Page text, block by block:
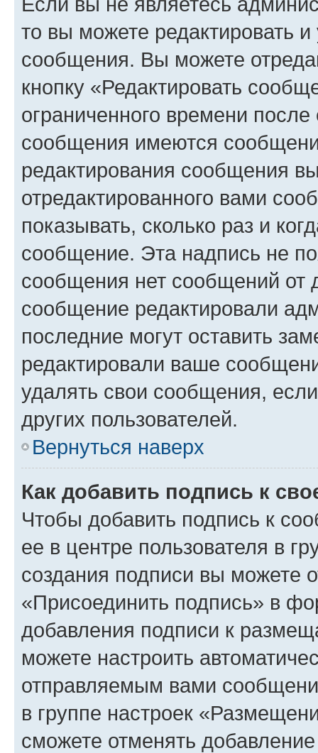
то вы можете редактировать
сообщения. Вы можете
кнопку «Редактировать
ограниченного времени
сообщения имеются
редактирования сообщения
отредактированного вами
показывать, сколько раз и
сообщение. Эта надпись не
сообщения нет сообщений от
сообщение редактировали
последние могут оставить
редактировали ваше
удалять свои сообщения,
других пользователей.
Вернуться наверх
Как добавить подпись к
Чтобы добавить подпись к
ее в центре пользователя в
создания подписи вы можете
«Присоединить подпись» в
добавления подписи к
можете настроить
отправляемым вами
в группе настроек
сможете отменять